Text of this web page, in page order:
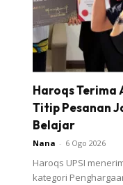
Haroqs Terima
Titip Pesanan
Belajar
Nana - 6 Ogo 2026
Haroqs UPSI
kategori